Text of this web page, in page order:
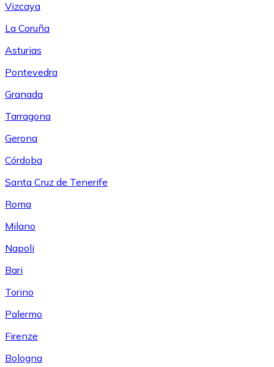
Vizcaya
La Coruña
Asturias
Pontevedra
Granada
Tarragona
Gerona
Córdoba
Santa Cruz de Tenerife
Roma
Milano
Napoli
Bari
Torino
Palermo
Firenze
Bologna